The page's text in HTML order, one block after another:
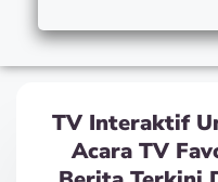
TV Interaktif
Acara TV